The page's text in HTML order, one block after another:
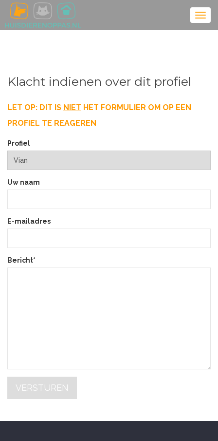
Klacht indienen over dit profiel
LET OP: DIT IS NIET HET FORMULIER OM OP EEN
PROFIEL TE REAGEREN
Profiel
Uw naam
E-mailadres
Bericht*
VERSTUREN